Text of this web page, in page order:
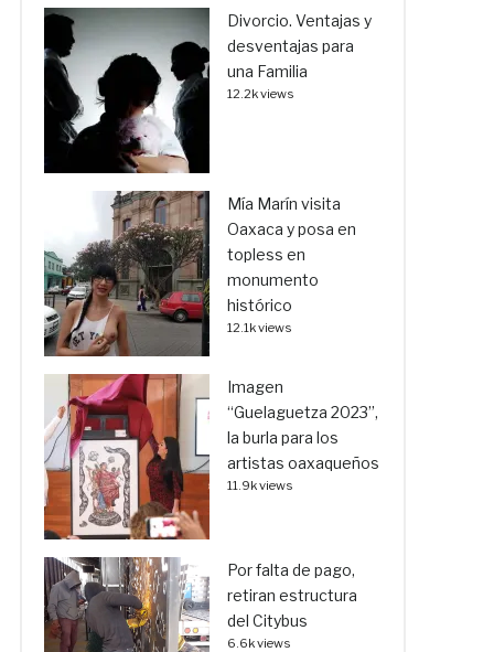
Divorcio. Ventajas y
desventajas para
una Familia
12.2k views
Mía Marín visita
Oaxaca y posa en
topless en
monumento
histórico
12.1k views
Imagen
“Guelaguetza 2023”,
la burla para los
artistas oaxaqueños
11.9k views
Por falta de pago,
retiran estructura
del Citybus
6.6k views